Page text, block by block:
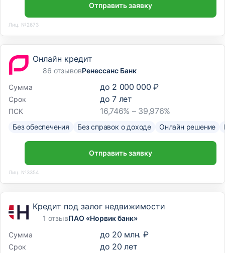
Отправить заявку
Лиц. №2673
Онлайн кредит
86 отзывовРенессанс Банк
Сумма
до 2 000 000 ₽
Срок до7лет
ПСК 16,746% – 39,976%
Без обеспечения Без справок о доходе Онлайн решение
Отправить заявку
Лиц. №3354
Кредит под залог недвижимости
1 отзывПАО «Норвик банк»
Сумма
до 20 млн. ₽
Срок до 20 лет